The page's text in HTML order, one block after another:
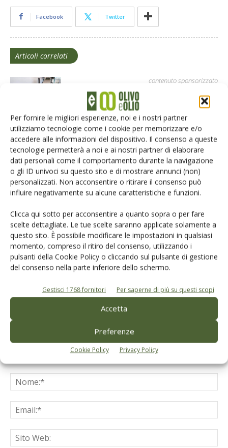
Per fornire le migliori esperienze, noi e i nostri partner
utilizziamo tecnologie come i cookie per memorizzare e/o
accedere alle informazioni del dispositivo. Il consenso a queste
tecnologie permetterà a noi e ai nostri partner di elaborare
dati personali come il comportamento durante la navigazione
o gli ID univoci su questo sito e di mostrare annunci (non)
personalizzati. Non acconsentire o ritirare il consenso può
influire negativamente su alcune caratteristiche e funzioni.
Clicca qui sotto per acconsentire a quanto sopra o per fare
scelte dettagliate. Le tue scelte saranno applicate solamente a
questo sito. È possibile modificare le impostazioni in qualsiasi
momento, compreso il ritiro del consenso, utilizzando i
pulsanti della Cookie Policy o cliccando sul pulsante di gestione
del consenso nella parte inferiore dello schermo.
Gestisci 1768 fornitori Per saperne di più su questi scopi
Accetta
Preferenze
Cookie Policy Privacy Policy
Facebook Twitter
Articoli correlati
contenuto sponsorizzato
Dal frantoio alla vendita, l’oleificio a
portata di clic
Il caldo anticipa la raccolta delle olive.
Produzione in calo del 22%
Filtro Evo, da Aeb il sistema di
filtrazione di profondità per un olio evo
LASCIA UN COMMENTO